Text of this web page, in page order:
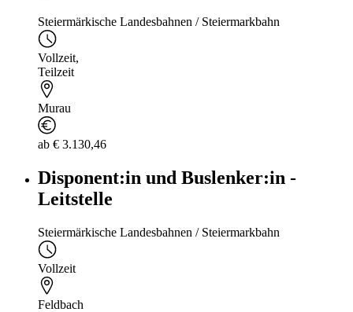
Steiermärkische Landesbahnen / Steiermarkbahn
Vollzeit,
Teilzeit
Murau
ab € 3.130,46
Disponent:in und Buslenker:in -
Leitstelle
Steiermärkische Landesbahnen / Steiermarkbahn
Vollzeit
Feldbach